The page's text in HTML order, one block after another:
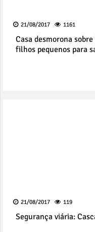
21/08/2017 1161
Casa desmorona
filhos pequenos para
21/08/2017 119
Segurança viária: